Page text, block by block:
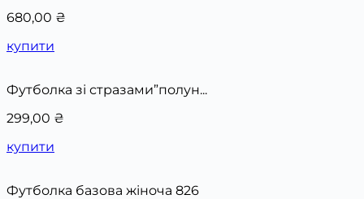
680,00 ₴
купити
Футболка зі стразами”полун...
299,00 ₴
купити
Футболка базова жіноча 826